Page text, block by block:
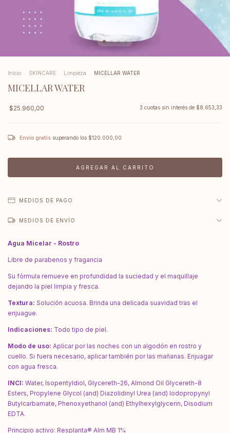
Inicio SKINCARE Limpieza MICELLAR WATER
MICELLAR WATER
$25.960,00 3 cuotas sin interés de $8.653,33
Envío gratis superando los $120.000,00
MEDIOS DE PAGO
MEDIOS DE ENVÍO
Agua Micelar - Rostro
Libre de parabenos y fragancia
Su fórmula remueve en profundidad la suciedad y el maquillaje
dejando la piel limpia y fresca.
Textura: Solución acuosa. Brinda una delicada suavidad tras el
enjuague.
Indicaciones: Todo tipo de piel.
Modo de uso: Aplicar por las noches con un algodón en rostro y
cuello. Si fuera necesario, aplicar también por las mañanas. Enjuagar
con agua fresca.
INCI: Water, Isopentyldiol, Glycereth-26, Almond Oil Glycereth-8
Esters, Propylene Glycol (and) Diazolidinyl Urea (and) Iodopropynyl
Butylcarbamate, Phenoxyethanol (and) Ethylhexylglycerin, Disodium
EDTA.
Principio activo: Resplanta® Alm MB 1%